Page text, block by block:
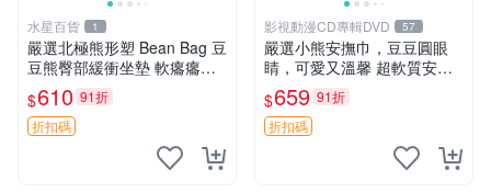
水星百貨 1
嚴選北極熊形塑 Bean Bag 豆
豆熊臀部緩衝坐墊 軟癟癟舒
壓設計 保暖又實用 適合久坐
放松 推薦居家使用 RUSS系
列 豆豆熊屁屁坐墊 3D顆粒結
$610 91折
折扣碼
影視動漫CD專輯DVD 57
嚴選小熊安撫巾，豆豆圓眼
睛，可愛又溫馨 超軟質安撫
巾，豆豆設計，哄睡好幫手
約克豆豆眼安撫巾 數碼豆豆
眼
$659 91折
折扣碼